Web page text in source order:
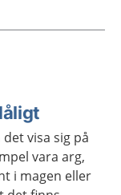
visa sig på
vara arg,
i magen eller